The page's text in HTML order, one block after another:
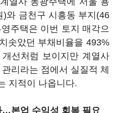
와 금천구 시흥동 부지(46
주택은 이번 토지 매각으
솟았던 부채비율을 493%
선처럼 보이지만 계열사
리라는 점에서 실질적 체
지적이 나옵니다.
…본업 수익성 회복 필요